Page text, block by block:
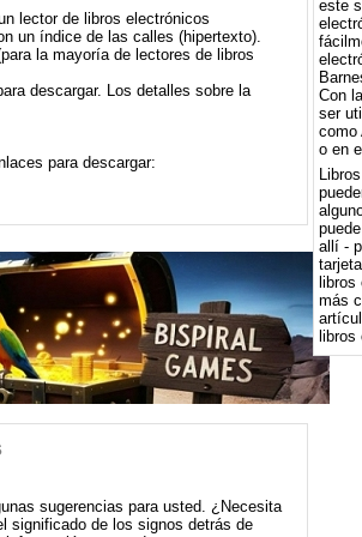
lector de libros electrónicos
un índice de las calles (hipertexto).
la mayoría de lectores de libros
descargar. Los detalles sobre la
para descargar:
sugerencias para usted. ¿Necesita
significado de los signos detrás de
este
Con
ser
como
o en
allí -
más